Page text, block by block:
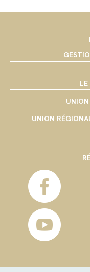
LE
UNION